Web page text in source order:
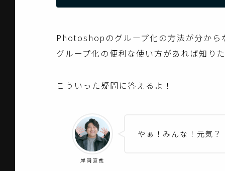
Photoshopのグループ化の方法が分から
グループ化の便利な使い方があれば知り
こういった疑問に答えるよ！
岸岡直哉
やぁ！みんな！元気？